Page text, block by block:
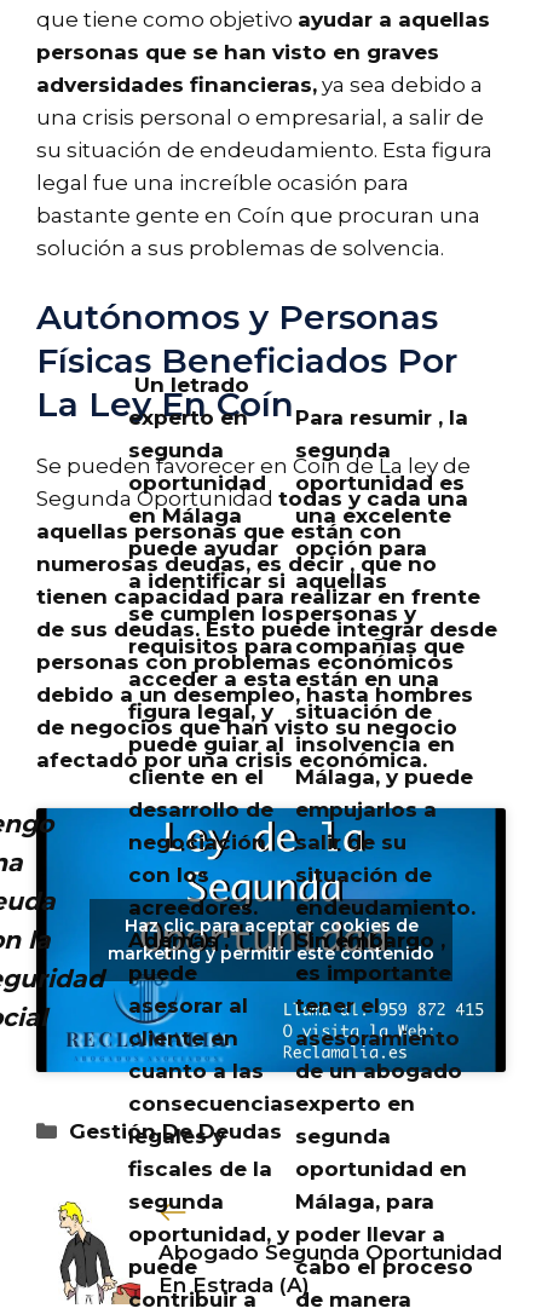
que tiene como objetivo ayudar a aquellas
personas que se han visto en graves
adversidades financieras, ya sea debido a
una crisis personal o empresarial, a salir de
su situación de endeudamiento. Esta figura
legal fue una increíble ocasión para
bastante gente en Coín que procuran una
solución a sus problemas de solvencia.
Autónomos y Personas
Físicas Beneficiados Por
La Ley En Coín
Se pueden favorecer en Coín de La ley de
Segunda Oportunidad todas y cada una
aquellas personas que están con
numerosas deudas, es decir , que no
tienen capacidad para realizar en frente
de sus deudas. Esto puede integrar desde
personas con problemas económicos
debido a un desempleo, hasta hombres
de negocios que han visto su negocio
afectado por una crisis económica.
la
Un letrado
experto en
segunda
oportunidad
en Málaga
puede ayudar
a identificar si
se cumplen los
requisitos para
acceder a esta
figura legal, y
puede guiar al
cliente en el
desarrollo de
negociación
con los
acreedores.
Además ,
puede
asesorar al
cliente en
cuanto a las
consecuencias
legales y
fiscales de la
segunda
oportunidad, y
puede
contribuir a
Para resumir , la
segunda
oportunidad es
una excelente
opción para
aquellas
personas y
compañías que
están en una
situación de
insolvencia en
Málaga, y puede
empujarlos a
salir de su
situación de
endeudamiento.
Sin embargo ,
es importante
tener el
asesoramiento
de un abogado
experto en
segunda
oportunidad en
Málaga, para
poder llevar a
cabo el proceso
de manera
Haz clic para aceptar cookies de
marketing y permitir este contenido
Categorías
Gestión De Deudas
Abogado Segunda Oportunidad
En Estrada (A)